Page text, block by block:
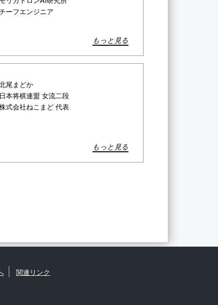
ーフエンジニア
もっと見る
尾まどか
本将棋連盟 女流二段
式会社ねこまど 代表
もっと見る
関連リンク